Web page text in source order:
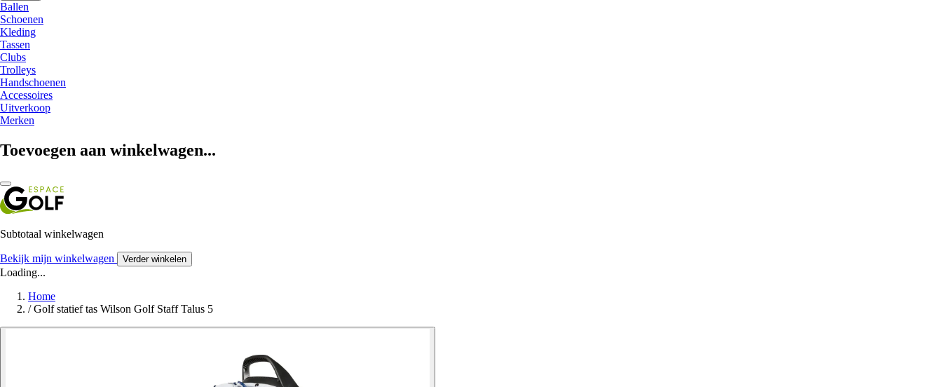
Ballen
Schoenen
Kleding
Tassen
Clubs
Trolleys
Handschoenen
Accessoires
Uitverkoop
Merken
Toevoegen aan winkelwagen...
Subtotaal winkelwagen
Bekijk mijn winkelwagen Verder winkelen
Loading...
Home
/ Golf statief tas Wilson Golf Staff Talus 5